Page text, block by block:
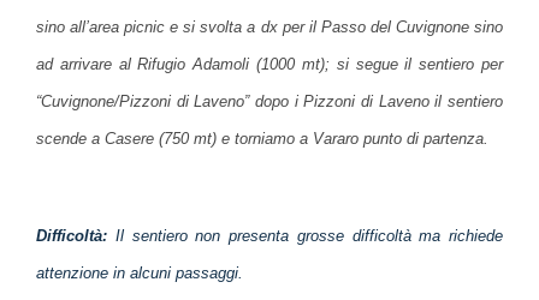
sino all’area picnic e si svolta a dx per il Passo del Cuvignone sino
ad arrivare al Rifugio Adamoli (1000 mt); si segue il sentiero per
“Cuvignone/Pizzoni di Laveno” dopo i Pizzoni di Laveno il sentiero
scende a Casere (750 mt) e torniamo a Vararo punto di partenza.
Difficoltà: Il sentiero non presenta grosse difficoltà ma richiede
attenzione in alcuni passaggi.